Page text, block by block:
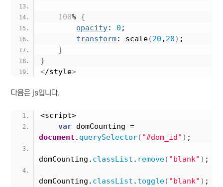
100% {
opacity: 0 ;
transform: scale(20 , 20) ;
}
}
</style>
다음은 js입니다.
<script>
var
document . querySelector( "#dom_id" ) ;
domCounting. classList . remove( "blank" ) ;
domCounting. classList . toggle( "blank" ) ;